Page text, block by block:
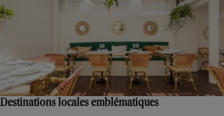
Destinations locales emblématiques